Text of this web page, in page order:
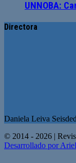
UNNOBA:
Directora
Daniela Leiva
© 2014 - 2026 |
Desarrollado por